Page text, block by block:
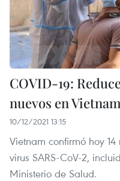
COVID-19:
nuevos en Vietnam
10/12/2021 13:15
Vietnam confirmó hoy
virus SARS-CoV-2,
Ministerio de Salud.